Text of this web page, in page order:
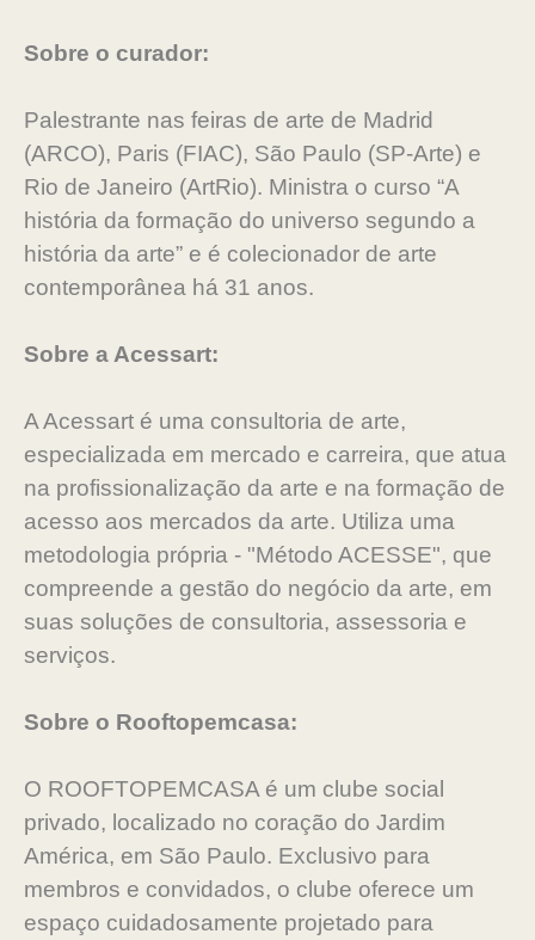
Sobre o curador:
Palestrante nas feiras de arte de Madrid
(ARCO), Paris (FIAC), São Paulo (SP-Arte) e
Rio de Janeiro (ArtRio). Ministra o curso “A
história da formação do universo segundo a
história da arte” e é colecionador de arte
contemporânea há 31 anos.
Sobre a Acessart:
A Acessart é uma consultoria de arte,
especializada em mercado e carreira, que atua
na profissionalização da arte e na formação de
acesso aos mercados da arte. Utiliza uma
metodologia própria - "Método ACESSE", que
compreende a gestão do negócio da arte, em
suas soluções de consultoria, assessoria e
serviços.
Sobre o Rooftopemcasa:
O ROOFTOPEMCASA é um clube social
privado, localizado no coração do Jardim
América, em São Paulo. Exclusivo para
membros e convidados, o clube oferece um
espaço cuidadosamente projetado para